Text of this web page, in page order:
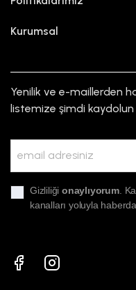
Kurumsal
Yenilik ve e-maillerden
listemize şimdi kaydolun
Gizliliğionaylıyorum.
kanalları yoluyla